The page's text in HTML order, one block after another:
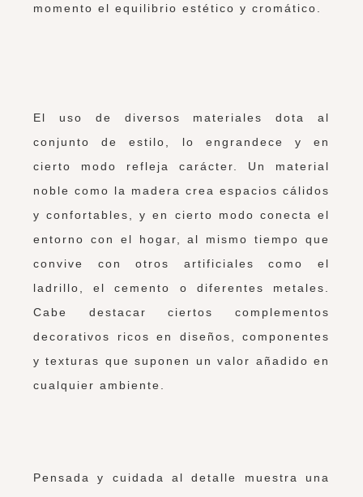
momento el equilibrio estético y cromático.
El uso de diversos materiales dota al
conjunto de estilo, lo engrandece y en
cierto modo refleja carácter. Un material
noble como la madera crea espacios cálidos
y confortables, y en cierto modo conecta el
entorno con el hogar, al mismo tiempo que
convive con otros artificiales como el
ladrillo, el cemento o diferentes metales.
Cabe destacar ciertos complementos
decorativos ricos en diseños, componentes
y texturas que suponen un valor añadido en
cualquier ambiente.
Pensada y cuidada al detalle muestra una